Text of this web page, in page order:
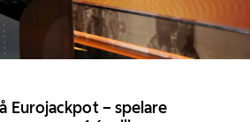
Eurojackpot – spelare